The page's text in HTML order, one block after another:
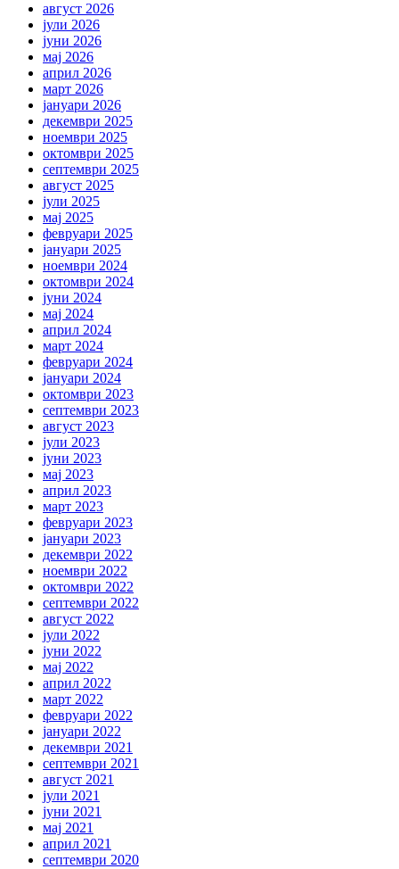
август 2026
јули 2026
јуни 2026
мај 2026
април 2026
март 2026
јануари 2026
декември 2025
ноември 2025
октомври 2025
септември 2025
август 2025
јули 2025
мај 2025
февруари 2025
јануари 2025
ноември 2024
октомври 2024
јуни 2024
мај 2024
април 2024
март 2024
февруари 2024
јануари 2024
октомври 2023
септември 2023
август 2023
јули 2023
јуни 2023
мај 2023
април 2023
март 2023
февруари 2023
јануари 2023
декември 2022
ноември 2022
октомври 2022
септември 2022
август 2022
јули 2022
јуни 2022
мај 2022
април 2022
март 2022
февруари 2022
јануари 2022
декември 2021
септември 2021
август 2021
јули 2021
јуни 2021
мај 2021
април 2021
септември 2020